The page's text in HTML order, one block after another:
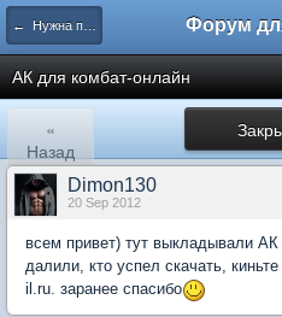
← Нужна помощь
АК для комбат-онлайн
«
Назад
Dimon130
20 Sep 2012
всем привет) тут выкладывали
далили, кто успел скачать,
il.ru. заранее спасибо